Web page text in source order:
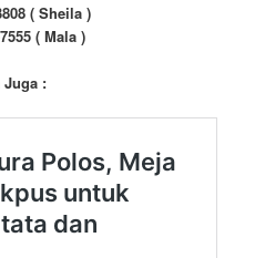
( Sheila )
( Mala )
Juga :